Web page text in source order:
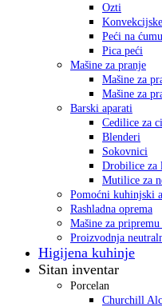
Ozti
Peći na
Pica peći
Mašine za pranje
Mašine za
Mašine za
Barski aparati
Cedilice za
Blenderi
Sokovnici
Drobilice za
Mutilice za
Pomoćni kuhinjski
Rashladna oprema
Mašine za pripremu
Proizvodnja
Higijena kuhinje
Sitan inventar
Porcelan
Churchill